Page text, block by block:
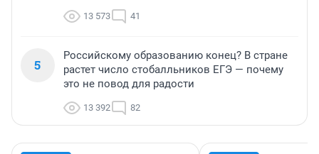
13 573 41
5
Российскому образованию конец? В стране
растет число стобалльников ЕГЭ — почему
это не повод для радости
13 392 82